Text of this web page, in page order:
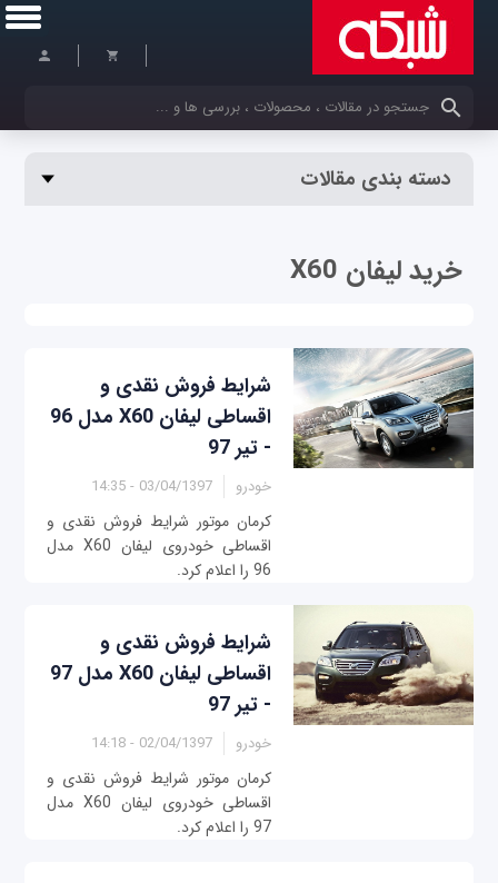
کلمات کلیدی خود را وارد کنید
دسته بندی مقالات
خرید لیفان X60
شرایط فروش نقدی و
اقساطی لیفان X60 مدل 96
- تیر 97
خودرو 03/04/1397 - 14:35
کرمان موتور شرایط فروش نقدی و
اقساطی خودروی لیفان X60 مدل
96 را اعلام کرد.
شرایط فروش نقدی و
اقساطی لیفان X60 مدل 97
- تیر 97
خودرو 02/04/1397 - 14:18
کرمان موتور شرایط فروش نقدی و
اقساطی خودروی لیفان X60 مدل
97 را اعلام کرد.